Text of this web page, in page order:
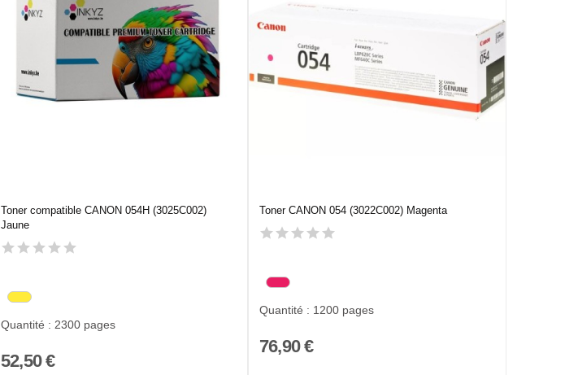
Toner compatible CANON 054H (3025C002)
Jaune
Quantité : 2300 pages
52,50 €
Toner CANON 054 (3022C002) Magenta
Quantité : 1200 pages
76,90 €